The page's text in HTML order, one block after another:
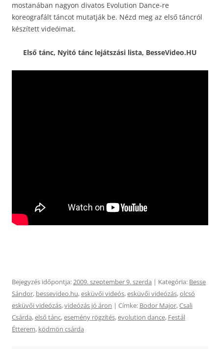
mostanában nagyon divatos Evolution Dance-re
koreografált táncot mutatják be. Nézd meg az első táncról
készített videóimat.
Első tánc, Nyitó tánc lejátszási lista, BesseVideo.HU
Bejegyzés időpontja:2009. szeptember 9. szerda | Kategória: Besse
Sándor, bessevideo.hu,esküvői videós,esküvői videózás,olcsó
esküvői videózás,videózás jó áron | Címke: Bodor Major,Csali
Csárda,első tánc,esemény rögzítés,evolution dance, Festál
Étterem, ködmön csárda